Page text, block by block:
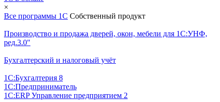
×
Все программы 1С Собственный продукт
Производство и продажа дверей, окон, мебели для 1С:УНФ,
ред.3.0"
Бухгалтерский и налоговый учёт
1С:Бухгалтерия 8
1С:Предприниматель
1С:ERP Управление предприятием 2